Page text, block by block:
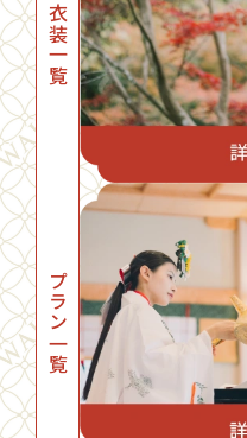
衣装一覧
プラン一覧